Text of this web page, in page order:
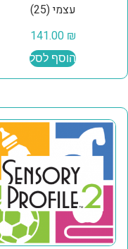
עצמי (25)
141.00 ₪
הוסף לסל